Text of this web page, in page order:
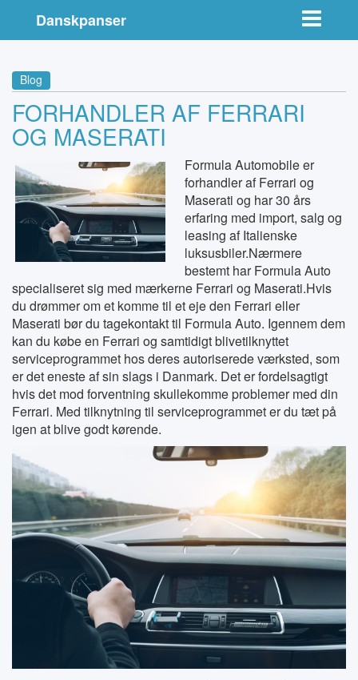
Toggle
Danskpanser
Blog
FORHANDLER AF FERRARI
OG MASERATI
Formula Automobile er
forhandler af Ferrari og
Maserati og har 30 års
erfaring med import, salg og
leasing af Italienske
luksusbiler.Nærmere
bestemt har Formula Auto
specialiseret sig med mærkerne Ferrari og Maserati.Hvis
du drømmer om et komme til et eje den Ferrari eller
Maserati bør du tagekontakt til Formula Auto. Igennem dem
kan du købe en Ferrari og samtidigt blivetilknyttet
serviceprogrammet hos deres autoriserede værksted, som
er det eneste af sin slags i Danmark. Det er fordelsagtigt
hvis det mod forventning skullekomme problemer med din
Ferrari. Med tilknytning til serviceprogrammet er du tæt på
igen at blive godt kørende.